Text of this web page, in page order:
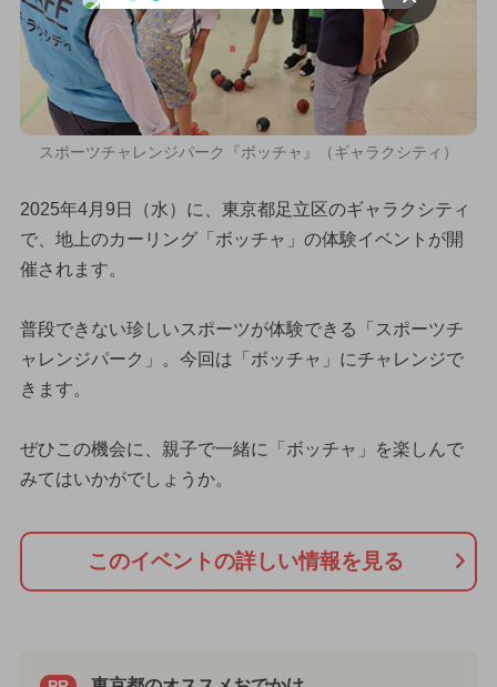
スポーツチャレンジパーク『ボッチャ』（ギャラクシティ）
2025年4月9日（水）に、東京都足立区のギャラクシティ
で、地上のカーリング「ボッチャ」の体験イベントが開
催されます。
普段できない珍しいスポーツが体験できる「スポーツチ
ャレンジパーク」。今回は「ボッチャ」にチャレンジで
きます。
ぜひこの機会に、親子で一緒に「ボッチャ」を楽しんで
みてはいかがでしょうか。
このイベントの詳しい情報を見る